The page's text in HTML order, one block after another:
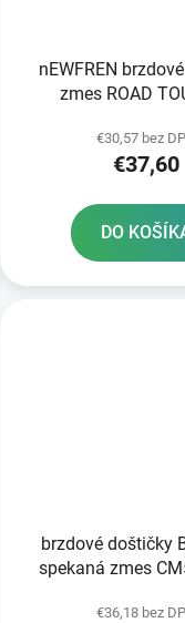
nEWFREN
zmes ROAD
€30,57 bez
€37,60
DO
brzdové doštičky
spekaná zmes
€36,18 bez